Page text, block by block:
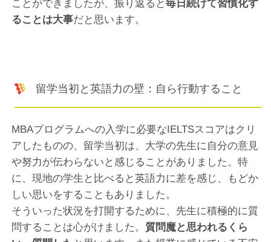
ことができましたが、振り返ると毎日続けて習慣化す
ることは大事だと思います。
留学当初と英語力の壁：自ら行動すること
MBAプログラムへの入学に必要なIELTSスコアはクリ
アしたものの、留学当初は、大学の先生に自分の意見
や努力が伝わらないと感じることがありました。特
に、現地の学生と比べると英語力に差を感じ、もどか
しい思いをすることもありました。
そういった状況を打開するために、先生に積極的に質
問することは心がけました。質問魔と思われるくら